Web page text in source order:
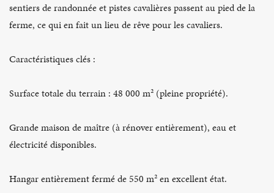
sentiers de randonnée et pistes cavalières passent au pied de la
ferme, ce qui en fait un lieu de rêve pour les cavaliers.
Caractéristiques clés :
Surface totale du terrain : 48 000 m² (pleine propriété).
Grande maison de maître (à rénover entièrement), eau et
électricité disponibles.
Hangar entièrement fermé de 550 m² en excellent état.